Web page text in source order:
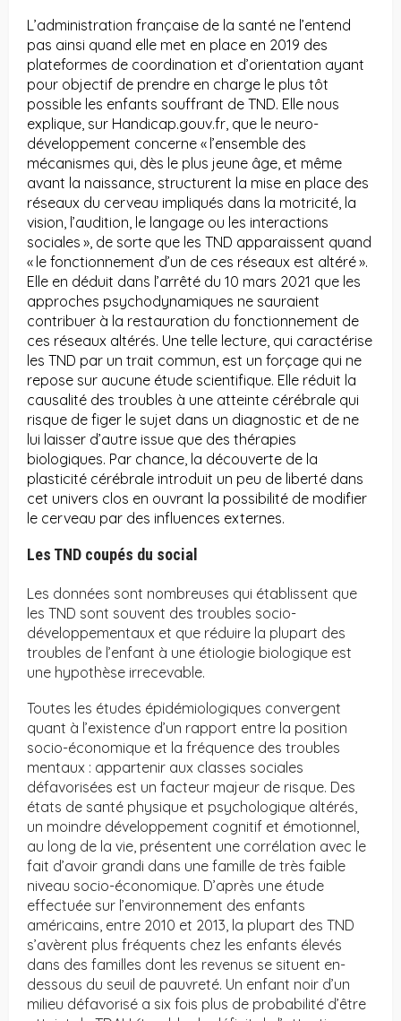
L’administration française de la santé ne l’entend
pas ainsi quand elle met en place en 2019 des
plateformes de coordination et d’orientation ayant
pour objectif de prendre en charge le plus tôt
possible les enfants souffrant de TND. Elle nous
explique, sur Handicap.gouv.fr, que le neuro-
développement concerne « l’ensemble des
mécanismes qui, dès le plus jeune âge, et même
avant la naissance, structurent la mise en place des
réseaux du cerveau impliqués dans la motricité, la
vision, l’audition, le langage ou les interactions
sociales », de sorte que les TND apparaissent quand
« le fonctionnement d’un de ces réseaux est altéré ».
Elle en déduit dans l’arrêté du 10 mars 2021 que les
approches psychodynamiques ne sauraient
contribuer à la restauration du fonctionnement de
ces réseaux altérés. Une telle lecture, qui caractérise
les TND par un trait commun, est un forçage qui ne
repose sur aucune étude scientifique. Elle réduit la
causalité des troubles à une atteinte cérébrale qui
risque de figer le sujet dans un diagnostic et de ne
lui laisser d’autre issue que des thérapies
biologiques. Par chance, la découverte de la
plasticité cérébrale introduit un peu de liberté dans
cet univers clos en ouvrant la possibilité de modifier
le cerveau par des influences externes.
Les TND coupés du social
Les données sont nombreuses qui établissent que
les TND sont souvent des troubles socio-
développementaux et que réduire la plupart des
troubles de l’enfant à une étiologie biologique est
une hypothèse irrecevable.
Toutes les études épidémiologiques convergent
quant à l’existence d’un rapport entre la position
socio-économique et la fréquence des troubles
mentaux : appartenir aux classes sociales
défavorisées est un facteur majeur de risque. Des
états de santé physique et psychologique altérés,
un moindre développement cognitif et émotionnel,
au long de la vie, présentent une corrélation avec le
fait d’avoir grandi dans une famille de très faible
niveau socio-économique. D’après une étude
effectuée sur l’environnement des enfants
américains, entre 2010 et 2013, la plupart des TND
s’avèrent plus fréquents chez les enfants élevés
dans des familles dont les revenus se situent en-
dessous du seuil de pauvreté. Un enfant noir d’un
milieu défavorisé a six fois plus de probabilité d’être